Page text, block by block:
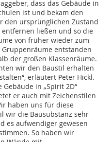
dass das Gebäude in
ist und bekam den
den ursprünglichen Zustand
ließen und so die
von früher wieder zum
entstanden
der großen Klassenräume.
wir den Baustil erhalten
erläutert Peter Hickl.
in „Spirit 2D“
er auch mit Zeichenstilen
haben uns für diese
wir die Bausubstanz sehr
es aufwendiger gewesen
So haben wir